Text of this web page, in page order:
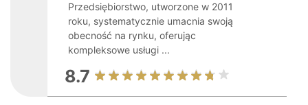
Przedsiębiorstwo, utworzone w 2011
roku, systematycznie umacnia swoją
obecność na rynku, oferując
kompleksowe usługi ...
8.7